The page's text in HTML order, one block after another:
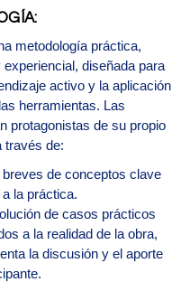
metodología práctica,
experiencial, diseñada para
activo y la aplicación
herramientas. Las
protagonistas de su propio
través de:
de conceptos clave
la práctica.
de casos prácticos
a la realidad de la obra,
la discusión y el aporte